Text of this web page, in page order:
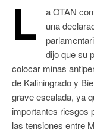
L
a OTAN
una
dijo que su
colocar minas
de Kaliningrado y
grave escalada, ya
importantes riesgos
las tensiones entre